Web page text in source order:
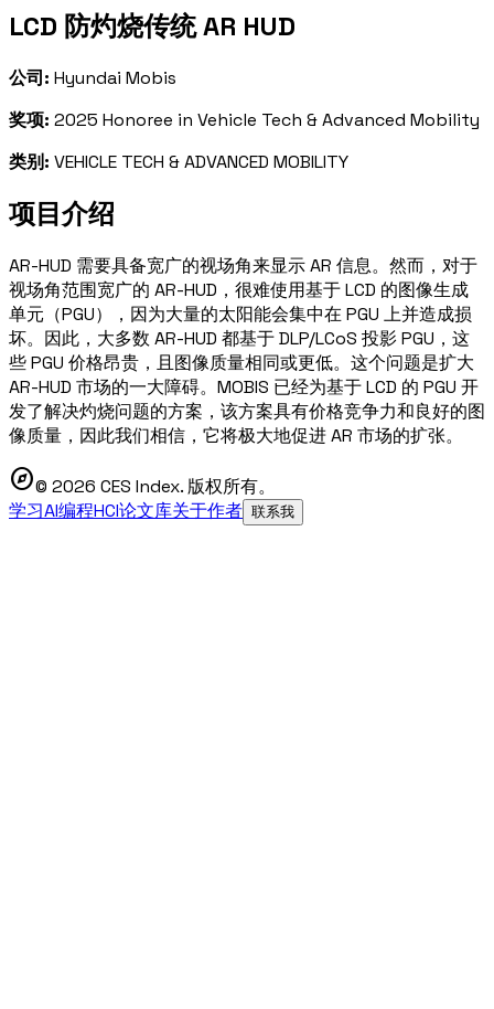
LCD 防灼烧传统 AR HUD
公司: Hyundai Mobis
奖项: 2025 Honoree in Vehicle Tech & Advanced Mobility
类别: VEHICLE TECH & ADVANCED MOBILITY
项目介绍
AR-HUD 需要具备宽广的视场角来显示 AR 信息。然而，对于
视场角范围宽广的 AR-HUD，很难使用基于 LCD 的图像生成
单元（PGU），因为大量的太阳能会集中在 PGU 上并造成损
坏。因此，大多数 AR-HUD 都基于 DLP/LCoS 投影 PGU，这
些 PGU 价格昂贵，且图像质量相同或更低。这个问题是扩大
AR-HUD 市场的一大障碍。MOBIS 已经为基于 LCD 的 PGU 开
发了解决灼烧问题的方案，该方案具有价格竞争力和良好的图
像质量，因此我们相信，它将极大地促进 AR 市场的扩张。
explore© 2026 CES Index. 版权所有。
学习AI编程HCI论文库关于作者 联系我